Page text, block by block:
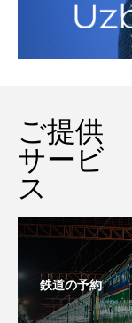
ご提供
サービ
ス
鉄道の予約